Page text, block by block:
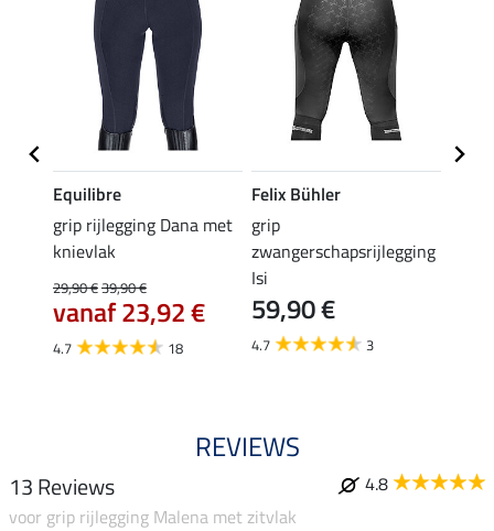
Equilibre
grip rijlegging Dana met
knievlak
29,90 €39,90 €
vanaf 23,92 €
4.7 18
Felix Bühler
grip
zwangerschapsrijlegging
Isi
59,90 €
4.7 3
REVIEWS
13 Reviews
4.8
voor grip rijlegging Malena met zitvlak